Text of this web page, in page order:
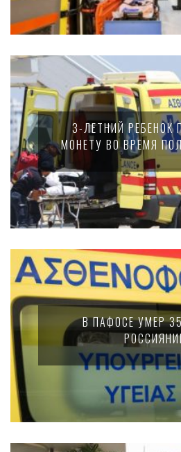
3-ЛЕТНИЙ РЕБЕНОК
МОНЕТУ ВО ВРЕМЯ
В ПАФОСЕ УМЕР